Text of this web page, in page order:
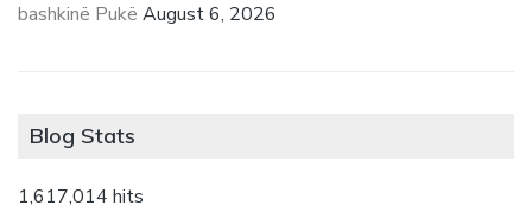
bashkinë Pukë August 6, 2026
Blog Stats
1,617,014 hits